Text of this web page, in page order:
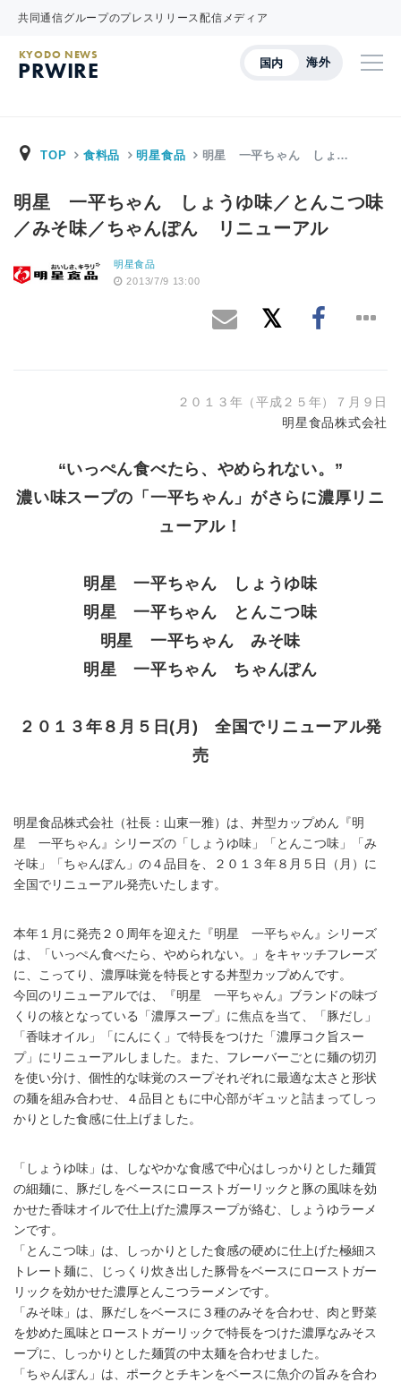
共同通信グループのプレスリリース配信メディア
国内 海外
KYODO NEWS
PRWIRE
TOP 食料品 明星食品 明星 一平ちゃん しょ…
明星 一平ちゃん しょうゆ味／とんこつ味
／みそ味／ちゃんぽん リニューアル
明星食品
2013/7/9 13:00
２０１３年（平成２５年）７月９日
明星食品株式会社
“いっぺん食べたら、やめられない。”
濃い味スープの「一平ちゃん」がさらに濃厚リニ
ューアル！
明星 一平ちゃん しょうゆ味
明星 一平ちゃん とんこつ味
明星 一平ちゃん みそ味
明星 一平ちゃん ちゃんぽん
２０１３年８月５日(月) 全国でリニューアル発
売
明星食品株式会社（社長：山東一雅）は、丼型カップめん『明
星 一平ちゃん』シリーズの「しょうゆ味」「とんこつ味」「み
そ味」「ちゃんぽん」の４品目を、２０１３年８月５日（月）に
全国でリニューアル発売いたします。
本年１月に発売２０周年を迎えた『明星 一平ちゃん』シリーズ
は、「いっぺん食べたら、やめられない。」をキャッチフレーズ
に、こってり、濃厚味覚を特長とする丼型カップめんです。
今回のリニューアルでは、『明星 一平ちゃん』ブランドの味づ
くりの核となっている「濃厚スープ」に焦点を当て、「豚だし」
「香味オイル」「にんにく」で特長をつけた「濃厚コク旨スー
プ」にリニューアルしました。また、フレーバーごとに麺の切刃
を使い分け、個性的な味覚のスープそれぞれに最適な太さと形状
の麺を組み合わせ、４品目ともに中心部がギュッと詰まってしっ
かりとした食感に仕上げました。
「しょうゆ味」は、しなやかな食感で中心はしっかりとした麺質
の細麺に、豚だしをベースにローストガーリックと豚の風味を効
かせた香味オイルで仕上げた濃厚スープが絡む、しょうゆラーメ
ンです。
「とんこつ味」は、しっかりとした食感の硬めに仕上げた極細ス
トレート麺に、じっくり炊き出した豚骨をベースにローストガー
リックを効かせた濃厚とんこつラーメンです。
「みそ味」は、豚だしをベースに３種のみそを合わせ、肉と野菜
を炒めた風味とローストガーリックで特長をつけた濃厚なみそス
ープに、しっかりとした麺質の中太麺を合わせました。
「ちゃんぽん」は、ポークとチキンをベースに魚介の旨みを合わ